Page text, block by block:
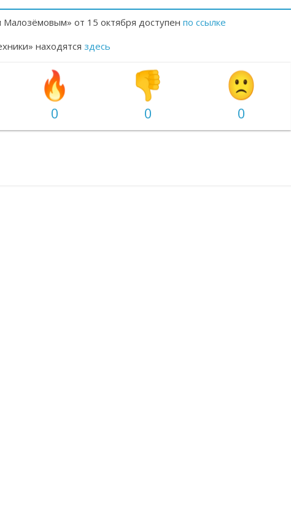
от 15 октября доступен по ссылке
находятся здесь
0 0 0